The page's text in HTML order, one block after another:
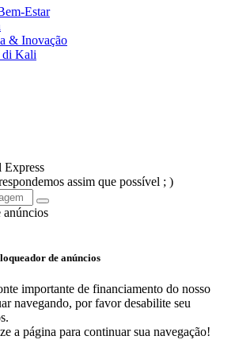
Estar
& Inovação
di Kali
Express
assim que possível ; )
de anúncios
importante de financiamento do nosso
navegando, por favor desabilite seu
a página para continuar sua navegação!